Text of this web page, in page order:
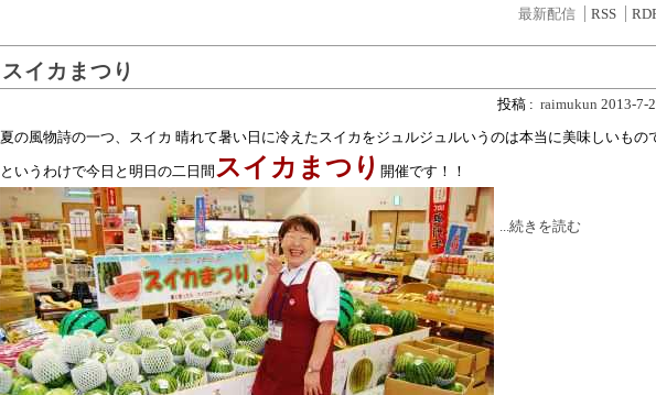
最新配信 RSS
スイカまつり
投稿 : raimukun 2013-7-
夏の風物詩の一つ、スイカ 晴れて暑い日に冷えたスイカをジュルジュルいうのは本当に美味しいもの
というわけで今日と明日の二日間 スイカまつり 開催です！！
...続きを読む